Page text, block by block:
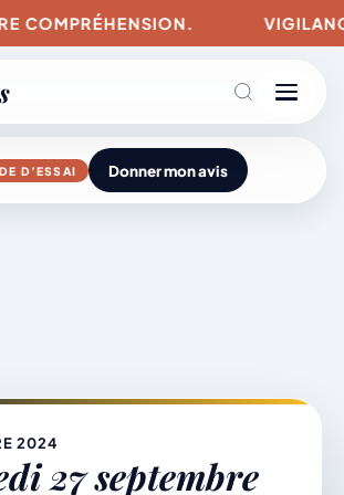
COMPRÉHENSION.
municipale
D’ESSAI Donner mon avis
2024
27 septembre